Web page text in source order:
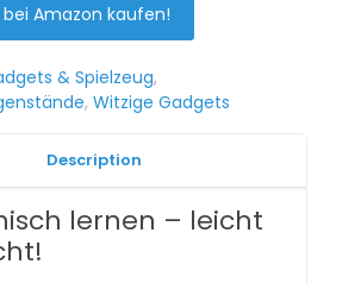
Amazon kaufen!
& Spielzeug,
, Witzige Gadgets
Description
lernen – leicht